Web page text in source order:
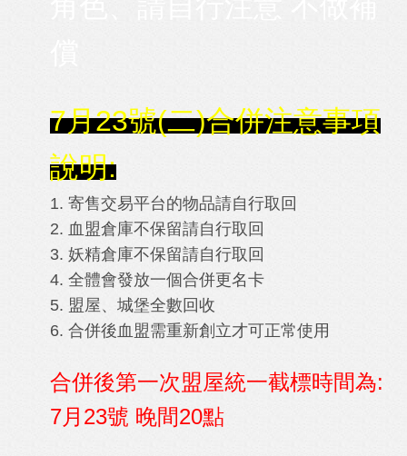
7月23號(二)合併注意事項
說明:
1. 寄售交易平台的物品請自行取回
2. 血盟倉庫不保留請自行取回
3. 妖精倉庫不保留請自行取回
4. 全體會發放一個合併更名卡
5. 盟屋、城堡全數回收
6. 合併後血盟需重新創立才可正常使用
合併後第一次盟屋統一截標時間為:
7月23號 晚間20點